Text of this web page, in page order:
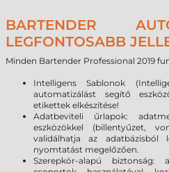
BARTENDER
LEGFONTOSABB
Minden Bartender Professional 2019
Intelligens Sablonok
automatizálást segítő
etikettek elkészítése!
Adatbeviteli űrlapok:
eszközökkel (billentyűzet,
validálhatja az adatbázisból
nyomtatást megelőzően.
Szerepkör-alapú